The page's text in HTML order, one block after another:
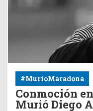
#MurioMaradona
Conmoción
Murió Diego